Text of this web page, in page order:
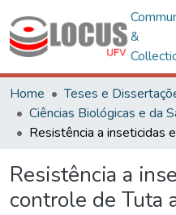
&
Home
Teses e
Resistência a
controle de Tuta